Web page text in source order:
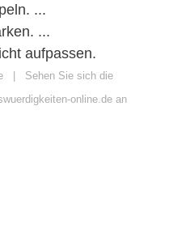
...
...
aufpassen.
| Sehen Sie sich die
online.de an